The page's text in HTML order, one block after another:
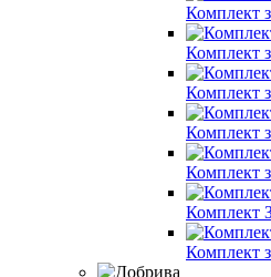
Комплект
Комплект
Комплект
Комплект
Комплект
Комплект
Комплект